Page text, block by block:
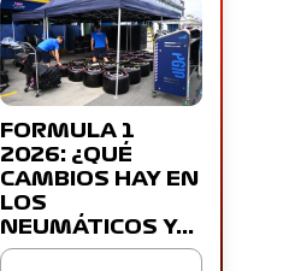
FORMULA 1
2026: ¿QUÉ
CAMBIOS HAY EN
LOS
NEUMÁTICOS Y…